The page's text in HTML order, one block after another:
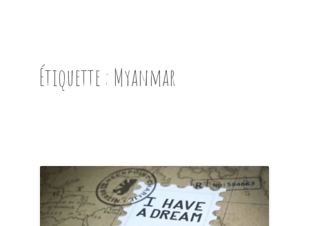
PRÉSENTATION
EN IMAGES
NOS BONNES ADRESSES
Étiquette : Myanmar